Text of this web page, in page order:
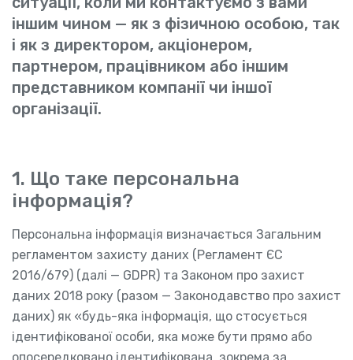
іншим чином — як з фізичною особою, так
і як з директором, акціонером,
партнером, працівником або іншим
представником компанії чи іншої
організації.
1. Що таке персональна
інформація?
Персональна інформація визначається Загальним
регламентом захисту даних (Регламент ЄС
2016/679) (далі — GDPR) та Законом про захист
даних 2018 року (разом — Законодавство про захист
даних) як «будь-яка інформація, що стосується
ідентифікованої особи, яка може бути прямо або